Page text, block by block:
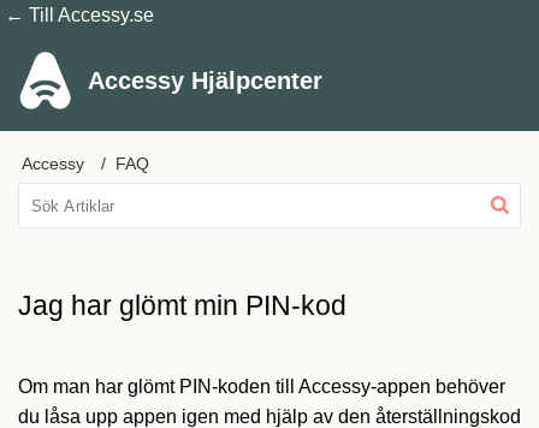
← Till Accessy.se
Accessy Hjälpcenter
Accessy FAQ
Jag har glömt min PIN-kod
Om man har glömt PIN-koden till Accessy-appen behöver
du låsa upp appen igen med hjälp av den återställningskod